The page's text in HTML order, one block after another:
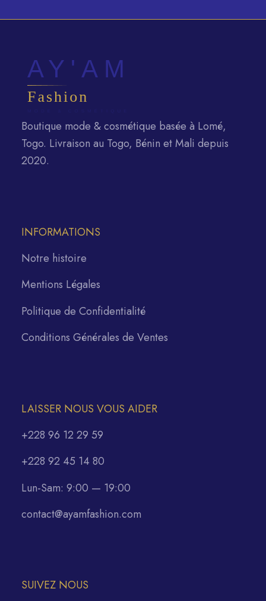
Boutique mode & cosmétique basée à Lomé,
Togo. Livraison au Togo, Bénin et Mali depuis
2020.
INFORMATIONS
Notre histoire
Mentions Légales
Politique de Confidentialité
Conditions Générales de Ventes
LAISSER NOUS VOUS AIDER
+228 96 12 29 59
+228 92 45 14 80
Lun-Sam: 9:00 — 19:00
contact@ayamfashion.com
SUIVEZ NOUS